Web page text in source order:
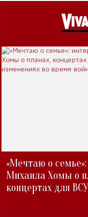
«Мечтаю о
Михаила Хомы о
концертах для